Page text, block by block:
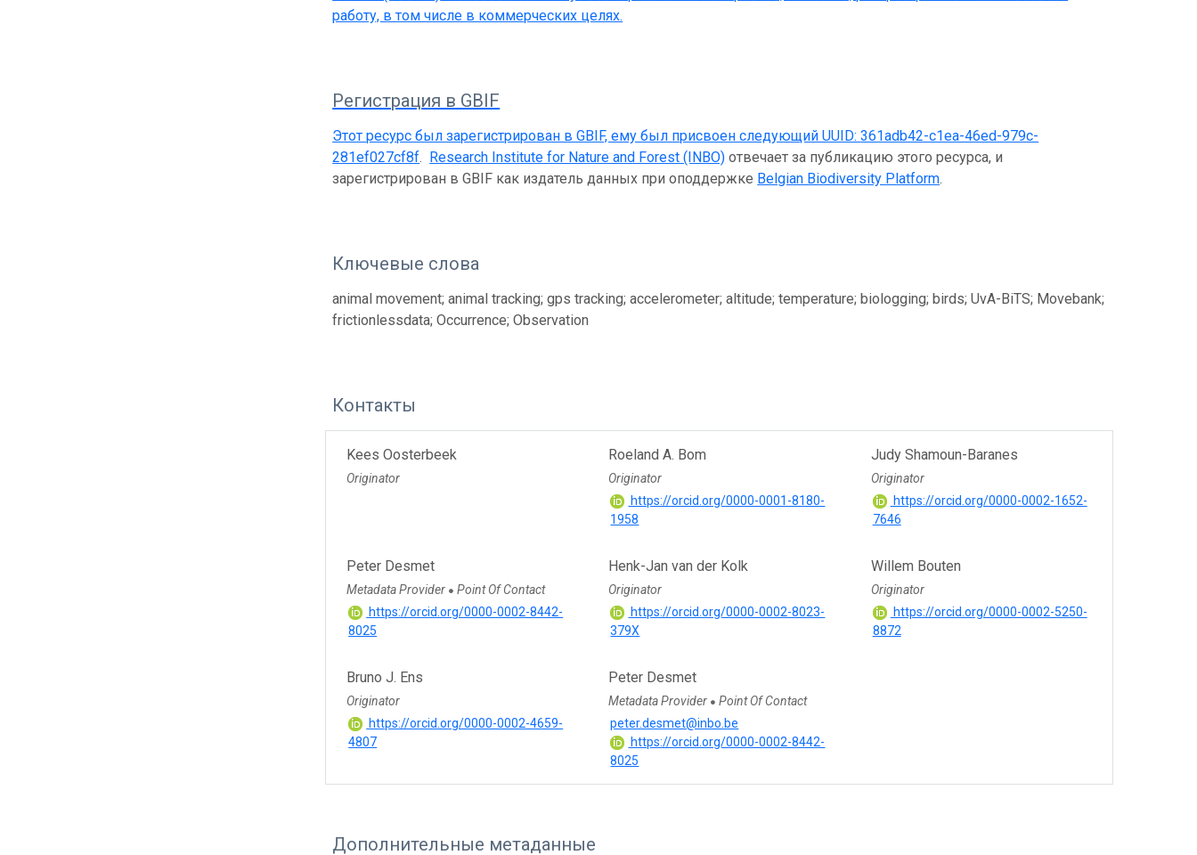
работу, в том числе в коммерческих целях.
Регистрация в GBIF
Этот ресурс был зарегистрирован в GBIF, ему был присвоен следующий UUID:361adb42-c1ea-46ed-979c-
281ef027cf8f. Research Institute for Nature and Forest (INBO) отвечает за публикацию этого ресурса, и
зарегистрирован в GBIF как издатель данных при оподдержке Belgian Biodiversity Platform.
Ключевые слова
animal movement; animal tracking; gps tracking; accelerometer; altitude; temperature; biologging; birds; UvA-BiTS; Movebank;
frictionlessdata; Occurrence; Observation
Контакты
Kees Oosterbeek
Originator
Roeland A. Bom
Originator
https://orcid.org/0000-0001-8180-
1958
Judy Shamoun-Baranes
Originator
https://orcid.org/0000-0002-1652-
7646
Peter Desmet
Metadata Provider ● Point Of Contact
https://orcid.org/0000-0002-8442-
8025
Henk-Jan van der Kolk
Originator
https://orcid.org/0000-0002-8023-
379X
Willem Bouten
Originator
https://orcid.org/0000-0002-5250-
8872
Bruno J. Ens
Originator
https://orcid.org/0000-0002-4659-
4807
Peter Desmet
Metadata Provider ● Point Of Contact
peter.desmet@inbo.be
https://orcid.org/0000-0002-8442-
8025
Дополнительные метаданные